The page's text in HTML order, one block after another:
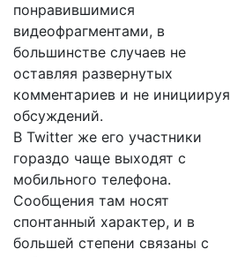
понравившимися
видеофрагментами, в
большинстве случаев не
оставляя развернутых
комментариев и не инициируя
обсуждений.
В Twitter же его участники
гораздо чаще выходят с
мобильного телефона.
Сообщения там носят
спонтанный характер, и в
большей степени связаны с